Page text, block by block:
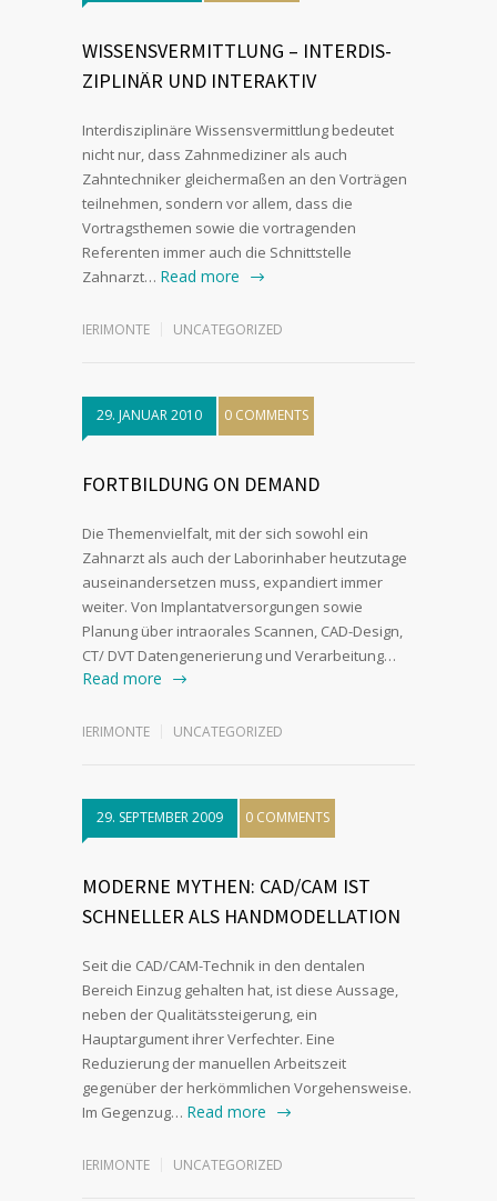
WISSENS­VERMITTLUNG – INTERDIS­
ZIPLINÄR UND INTERAKTIV
Interdisziplinäre Wissensvermittlung bedeutet
nicht nur, dass Zahnmediziner als auch
Zahntechniker gleichermaßen an den Vorträgen
teilnehmen, sondern vor allem, dass die
Vortragsthemen sowie die vortragenden
Referenten immer auch die Schnittstelle
Zahnarzt… Read more
IERIMONTE UNCATEGORIZED
29. JANUAR 2010 0 COMMENTS
FORTBILDUNG ON DEMAND
Die Themenvielfalt, mit der sich sowohl ein
Zahnarzt als auch der Laborinhaber heutzutage
auseinandersetzen muss, expandiert immer
weiter. Von Implantatversorgungen sowie
Planung über intraorales Scannen, CAD-Design,
CT/ DVT Datengenerierung und Verarbeitung…
Read more
IERIMONTE UNCATEGORIZED
29. SEPTEMBER 2009 0 COMMENTS
MODERNE MYTHEN: CAD/CAM IST
SCHNELLER ALS HAND­MODEL­LATION
Seit die CAD/CAM-Technik in den dentalen
Bereich Einzug gehalten hat, ist diese Aussage,
neben der Qualitätssteigerung, ein
Hauptargument ihrer Verfechter. Eine
Reduzierung der manuellen Arbeitszeit
gegenüber der herkömmlichen Vorgehensweise.
Im Gegenzug… Read more
IERIMONTE UNCATEGORIZED